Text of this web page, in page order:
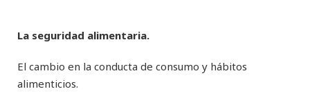
La seguridad alimentaria.
El cambio en la conducta de consumo y hábitos
alimenticios.